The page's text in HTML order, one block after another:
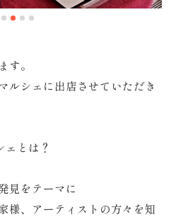
す。
ルシェに出店させていただき
ェとは？
見をテーマに
様、アーティストの方々を知